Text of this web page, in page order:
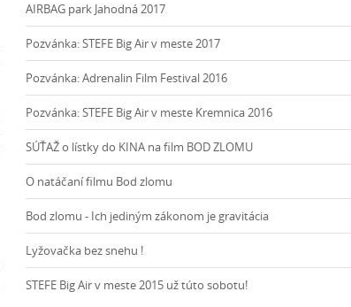
AIRBAG park Jahodná 2017
Pozvánka: STEFE Big Air v meste 2017
Pozvánka: Adrenalin Film Festival 2016
Pozvánka: STEFE Big Air v meste Kremnica 2016
SÚŤAŽ o lístky do KINA na film BOD ZLOMU
O natáčaní filmu Bod zlomu
Bod zlomu - Ich jediným zákonom je gravitácia
Lyžovačka bez snehu !
STEFE Big Air v meste 2015 už túto sobotu!